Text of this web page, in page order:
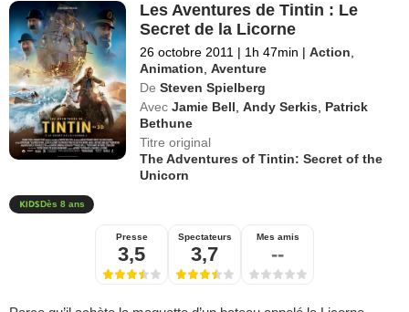
Les Aventures de Tintin : Le
Secret de la Licorne
26 octobre 2011 | 1h 47min | Action
Animation ,Aventure
De Steven Spielberg
Avec Jamie Bell ,Andy Serkis
Patrick
Bethune
Titre original
The Adventures of Tintin: Secret of the
Unicorn
Dès 8 ans
Presse
3,5
Spectateurs
3,7
Mes amis
--